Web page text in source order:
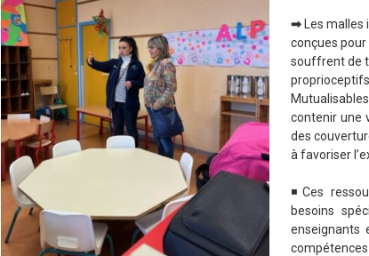
➡ Les
conçues
souffrent de
proprioceptifs
contenir une
des
à favoriser
◾Ces
besoins
enseignants
compétences